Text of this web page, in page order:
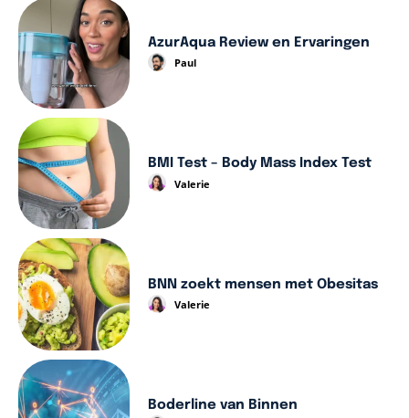
AzurAqua Review en Ervaringen
Paul
BMI Test – Body Mass Index Test
Valerie
BNN zoekt mensen met Obesitas
Valerie
Boderline van Binnen